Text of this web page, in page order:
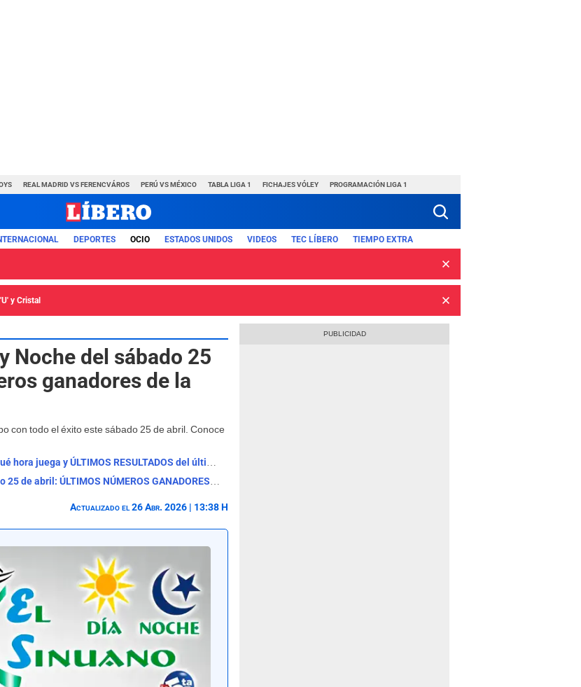
REAL MADRID VS FERENCVÁROS PERÚ VS MÉXICO TABLA LIGA 1 FICHAJES VÓLEY PROGRAMACIÓN LIGA 1
DEPORTES OCIO ESTADOS UNIDOS VIDEOS TEC LÍBERO TIEMPO EXTRA
y Cristal
Noche del sábado 25
ganadores de la
con todo el éxito este sábado 25 de abril. Conoce
Lotería de Boyacá de HOY, sábado 25 de abril: a qué hora juega y ÚLTIMOS RESULTADOS del último sorteo
RESULTADOS de la Lotería de Boyacá HOY, sábado 25 de abril: ÚLTIMOS NÚMEROS GANADORES y premio mayor
Actualizado el 26 Abr. 2026 | 13:38 H